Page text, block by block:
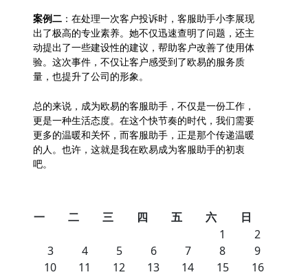
案例二 ：在处理一次客户投诉时，客服助手小李展现
出了极高的专业素养。她不仅迅速查明了问题，还主
动提出了一些建设性的建议，帮助客户改善了使用体
验。这次事件，不仅让客户感受到了欧易的服务质
量，也提升了公司的形象。
总的来说，成为欧易的客服助手，不仅是一份工作，
更是一种生活态度。在这个快节奏的时代，我们需要
更多的温暖和关怀，而客服助手，正是那个传递温暖
的人。也许，这就是我在欧易成为客服助手的初衷
吧。
一 二 三 四 五 六
日
1
2
3
4 5 6 7 8
9
10
11 12 13 14 15
16